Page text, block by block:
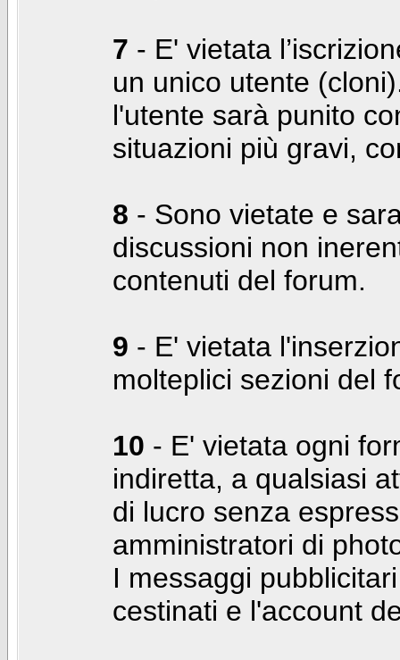
7 - E' vietata
un unico utente
l'utente sarà punito
situazioni più gravi,
8 - Sono vietate e
discussioni non
contenuti del forum.
9 - E' vietata
molteplici sezioni del
10 - E' vietata ogni
indiretta, a qualsiasi
di lucro senza
amministratori di
I messaggi
cestinati e l'account